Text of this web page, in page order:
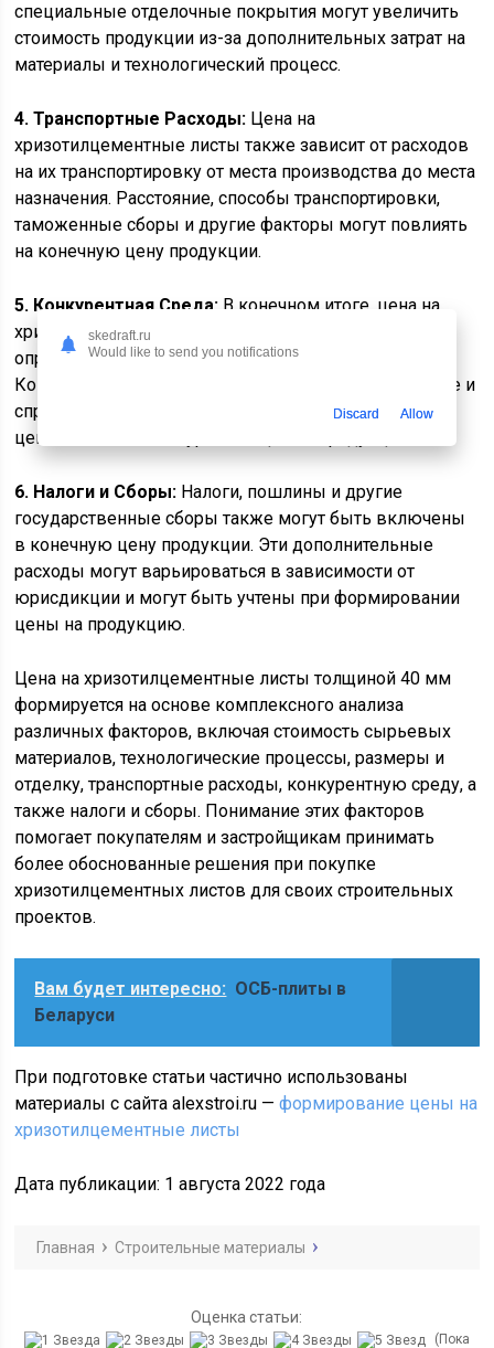
специальные отделочные покрытия могут увеличить
стоимость продукции из-за дополнительных затрат на
материалы и технологический процесс.
4. Транспортные Расходы: Цена на
хризотилцементные листы также зависит от расходов
на их транспортировку от места производства до места
назначения. Расстояние, способы транспортировки,
таможенные сборы и другие факторы могут повлиять
на конечную цену продукции.
5. Конкурентная Среда: В конечном итоге, цена на
хризотилцементные листы толщиной 40 мм также
определяется конкурентной средой на рынке.
Конкуренция между производителями, предложение и
спрос – все это может повлиять на формирование
ценовой политики и уровень цен на продукцию.
6. Налоги и Сборы: Налоги, пошлины и другие
государственные сборы также могут быть включены
в конечную цену продукции. Эти дополнительные
расходы могут варьироваться в зависимости от
юрисдикции и могут быть учтены при формировании
цены на продукцию.
Цена на хризотилцементные листы толщиной 40 мм
формируется на основе комплексного анализа
различных факторов, включая стоимость сырьевых
материалов, технологические процессы, размеры и
отделку, транспортные расходы, конкурентную среду, а
также налоги и сборы. Понимание этих факторов
помогает покупателям и застройщикам принимать
более обоснованные решения при покупке
хризотилцементных листов для своих строительных
проектов.
Вам будет интересно: ОСБ-плиты в
Беларуси
При подготовке статьи частично использованы
материалы с сайта alexstroi.ru —формирование цены на
хризотилцементные листы
Дата публикации: 1 августа 2022 года
Главная Строительные материалы
Оценка статьи:
(Пока
skedraft.ru
Would like to send you notifications
Discard Allow